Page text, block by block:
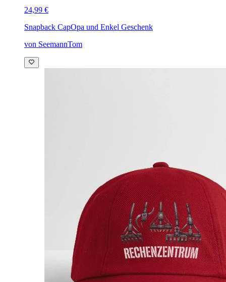
24,99 €
Snapback CapOpa und Enkel Geschenk
von SeemannTom